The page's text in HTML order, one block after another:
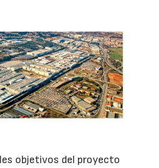
objetivos del proyecto